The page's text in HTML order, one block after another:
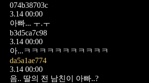
074b38703c
3.14 00:00
아빠... ㅜ.ㅜ
b3d5ca7c98
3.14 00:00
아...ㅋㅋㅋㅋㅋㅋㅋㅋㅋㅋㅋ
da5a1ae774
3.14 00:00
음.. 딸의 전 남친이 아빠..?